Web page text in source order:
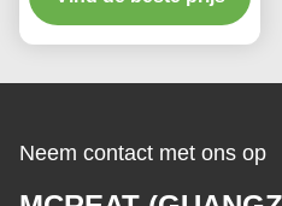
Gesloten zuigkatheter L-